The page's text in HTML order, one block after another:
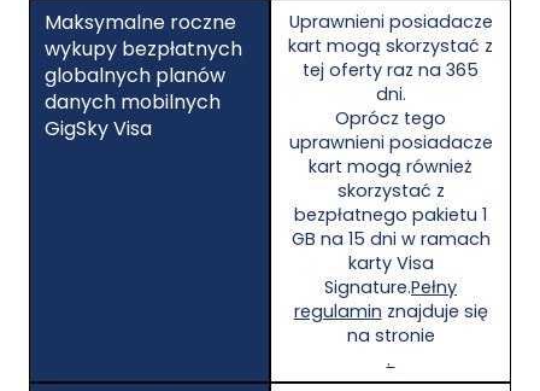
Maksymalne roczne
wykupy bezpłatnych
globalnych planów
danych mobilnych
GigSky Visa
Uprawnieni posiadacze
kart mogą skorzystać z
tej oferty raz na 365
dni.
Oprócz tego
uprawnieni posiadacze
kart mogą również
skorzystać z
bezpłatnego pakietu 1
GB na 15 dni w ramach
karty Visa
Signature.Pełny
regulamin znajduje się
na stronie
.